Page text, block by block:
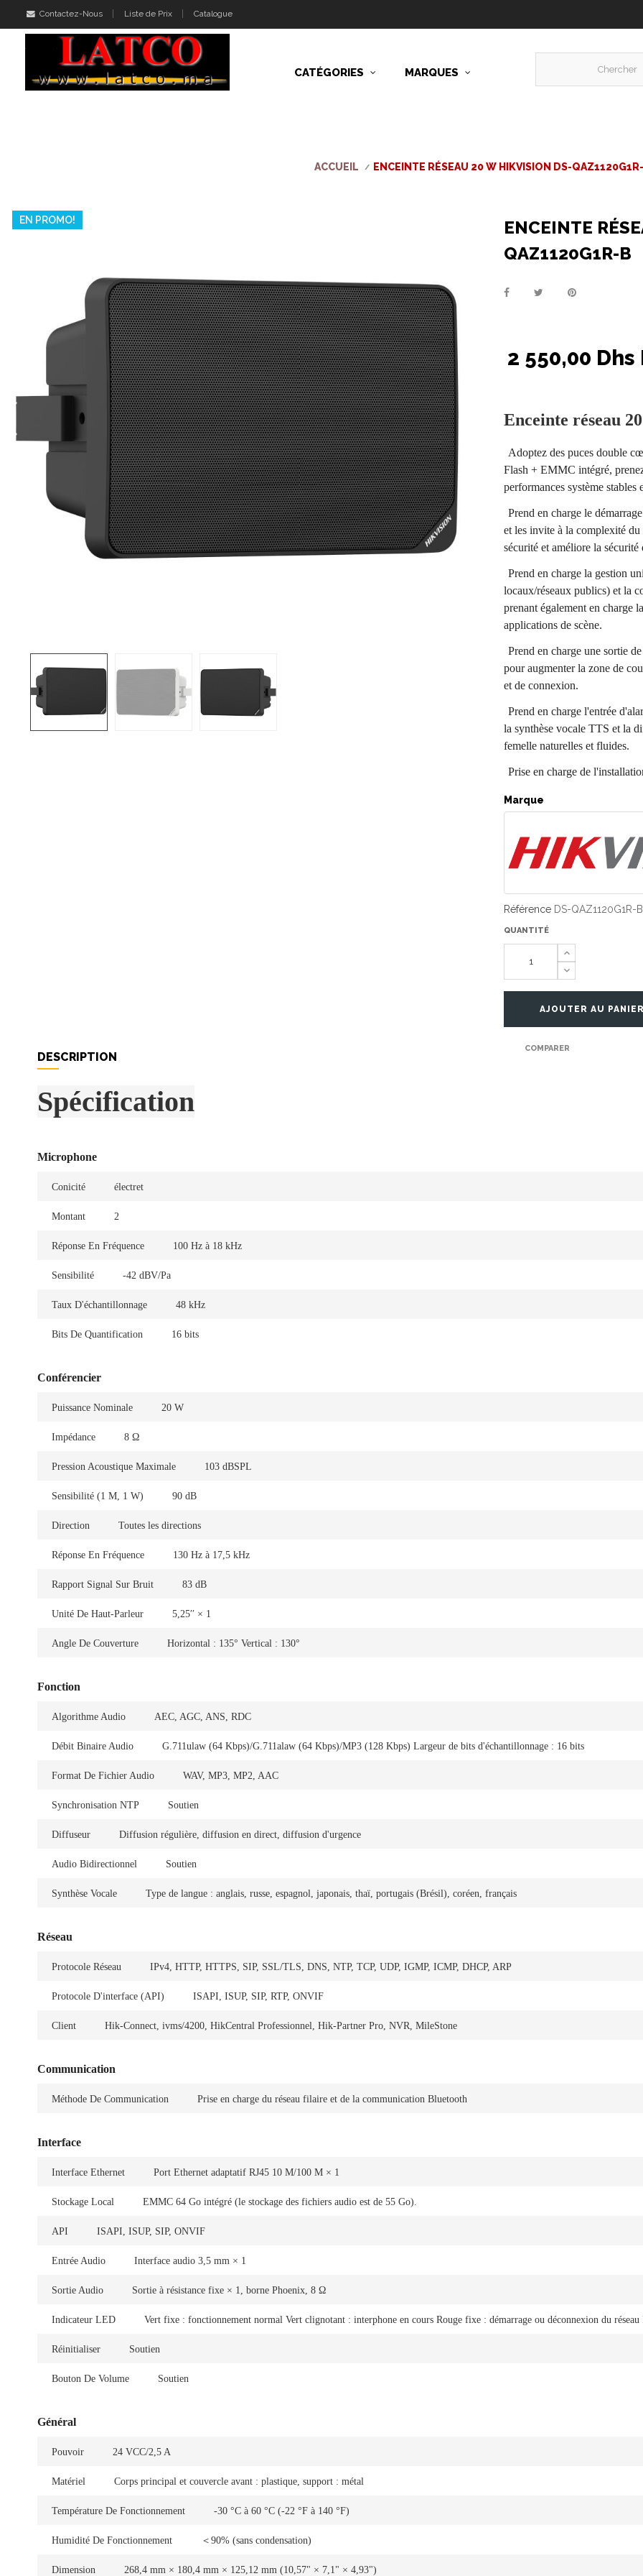
Contactez-Nous Liste de Prix Catalogue
CATÉGORIES MARQUES
ACCUEIL ENCEINTE RÉSEAU 20 W HIKVISION DS-
EN PROMO!
ENCEINTE
QAZ1120G1R-B
2 550,00 Dhs
Enceinte réseau
Adoptez des puces double
Flash + EMMC intégré,
performances système stables
Prend en charge le
et les invite à la complexité
sécurité et améliore la sécurité
Prend en charge la gestion
locaux/réseaux publics) et la
prenant également en charge
applications de scène.
Prend en charge une sortie
pour augmenter la zone de
et de connexion.
Prend en charge l'entrée
la synthèse vocale TTS et la
femelle naturelles et fluides.
Prise en charge de
Marque
Référence DS-QAZ1120G1R-B
QUANTITÉ
AJOUTER AU
COMPARER
DESCRIPTION
Spécification
Microphone
Conicité électret
Montant 2
Réponse En Fréquence 100 Hz à 18 kHz
Sensibilité -42 dBV/Pa
Taux D'échantillonnage 48 kHz
Bits De Quantification 16 bits
Conférencier
Puissance Nominale 20 W
Impédance 8 Ω
Pression Acoustique Maximale 103 dBSPL
Sensibilité (1 M, 1 W) 90 dB
Direction Toutes les directions
Réponse En Fréquence 130 Hz à 17,5 kHz
Rapport Signal Sur Bruit 83 dB
Unité De Haut-Parleur 5,25′′ × 1
Angle De Couverture Horizontal : 135° Vertical : 130°
Fonction
Algorithme Audio AEC, AGC, ANS, RDC
Débit Binaire Audio G.711ulaw (64 Kbps)/G.711alaw (64 Kbps)/MP3 (128 Kbps) Largeur de bits d'échantillonnage : 16 bits
Format De Fichier Audio WAV, MP3, MP2, AAC
Synchronisation NTP Soutien
Diffuseur Diffusion régulière, diffusion en direct, diffusion d'urgence
Audio Bidirectionnel Soutien
Synthèse Vocale Type de langue : anglais, russe, espagnol, japonais, thaï, portugais (Brésil), coréen, français
Réseau
Protocole Réseau IPv4, HTTP, HTTPS, SIP, SSL/TLS, DNS, NTP, TCP, UDP, IGMP, ICMP, DHCP, ARP
Protocole D'interface (API) ISAPI, ISUP, SIP, RTP, ONVIF
Client Hik-Connect, ivms/4200, HikCentral Professionnel, Hik-Partner Pro, NVR, MileStone
Communication
Méthode De Communication Prise en charge du réseau filaire et de la communication Bluetooth
Interface
Interface Ethernet Port Ethernet adaptatif RJ45 10 M/100 M × 1
Stockage Local EMMC 64 Go intégré (le stockage des fichiers audio est de 55 Go).
API ISAPI, ISUP, SIP, ONVIF
Entrée Audio Interface audio 3,5 mm × 1
Sortie Audio Sortie à résistance fixe × 1, borne Phoenix, 8 Ω
Indicateur LED Vert fixe : fonctionnement normal Vert clignotant : interphone en cours Rouge fixe : démarrage ou déconnexion du
Réinitialiser Soutien
Bouton De Volume Soutien
Général
Pouvoir 24 VCC/2,5 A
Matériel Corps principal et couvercle avant : plastique, support : métal
Température De Fonctionnement -30 °C à 60 °C (-22 °F à 140 °F)
Humidité De Fonctionnement ＜90% (sans condensation)
Dimension 268,4 mm × 180,4 mm × 125,12 mm (10,57" × 7,1" × 4,93")